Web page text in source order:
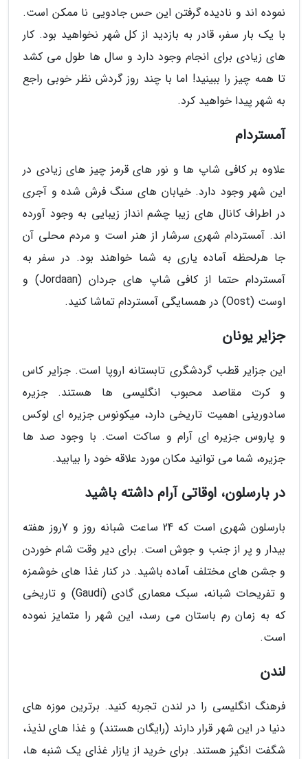
نموده اند و نادیده گرفتن این حس جادویی نا ممکن است.
با یک بار سفر، قادر به بازدید از کل شهر نخواهید بود. کار
های زیادی برای انجام وجود دارد و سال ها طول می کشد
تا همه چیز را ببینید! اما با چند روز گردش نظر خوبی راجع
به شهر پیدا خواهید کرد.
آمستردام
علاوه بر کافی شاپ ها و نور های قرمز چیز های زیادی در
این شهر وجود دارد. خیابان های سنگ فرش شده و آجری
در اطراف کانال های زیبا چشم انداز زیبایی به وجود آورده
اند. آمستردام شهری سرشار از هنر است و مردم محلی آن
جا هرلحظه آماده یاری به شما خواهند بود. در سفر به
آمستردام حتما از کافی شاپ های جردان (Jordaan) و
اوست (Oost) در همسایگی آمستردام تماشا کنید.
جزایر یونان
این جزایر قطب گردشگری تابستانه اروپا است. جزایر کاس
و کرت مقاصد محبوب انگلیسی ها هستند. جزیره
سادورینی اهمیت تاریخی دارد، میکونوس جزیره ای لوکس
و پاروس جزیره ای آرام و ساکت است. با وجود صد ها
جزیره، شما می توانید مکان مورد علاقه خود را بیابید.
در بارسلون، اوقاتی آرام داشته باشید
بارسلون شهری است که 24 ساعت شبانه روز و 7روز هفته
بیدار و پر از جنب و جوش است. برای دیر وقت شام خوردن
و جشن های مختلف آماده باشید. در کنار غذا های خوشمزه
و تفریحات شبانه، سبک معماری گادی (Gaudi) و تاریخی
که به زمان رم باستان می رسد، این شهر را متمایز نموده
است.
لندن
فرهنگ انگلیسی را در لندن تجربه کنید. برترین موزه های
دنیا در این شهر قرار دارند (رایگان هستند) و غذا های لذیذ،
شگفت انگیز هستند. برای خرید از یازار غذای یک شنبه ها،